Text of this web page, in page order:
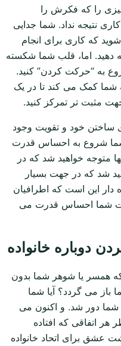
را که فکرش را
نتیجه نداد. شما جدایی
که کاری برای انجام
دهید. اما، قلب شما شکسته
به “حرکت کردن” کنید.
کمک می کند تا در یک
مثبت تر تمرکز کنید.
ساختن خود و تقویت وجود
شروع به احساس قدرت
متوجه خواهید شد که در
شد که در جهت بسیار
این است که اطرافیان
شما احساس قدرت می
دوباره خانواده
که همسر یا شوهر شما بدون
باز می گردد؟ آیا شما
شما دور شد. و اکنون می
هر اتفاقی که افتاده
عشق برای اتحاد خانواده